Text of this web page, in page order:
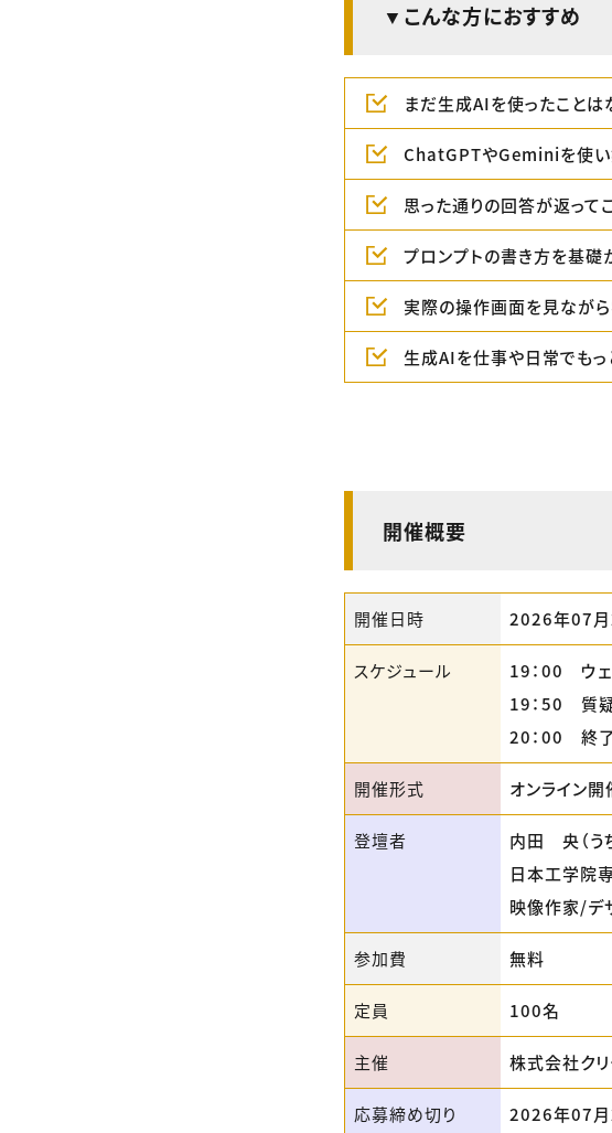
▼こんな方におすすめ
まだ生成AIを使ったことは
ChatGPTやGeminiを使い
思った通りの回答が返って
プロンプトの書き方を基礎
実際の操作画面を見なが
生成AIを仕事や日常でも
開催概要
開催日時 2026年07月
スケジュール
19：00 ウェ
19：50 質
20：00 終
開催形式 オンライン開
登壇者
内田 央（う
日本工学院
映像作家/デ
参加費 無料
定員 100名
主催 株式会社ク
応募締め切り 2026年07